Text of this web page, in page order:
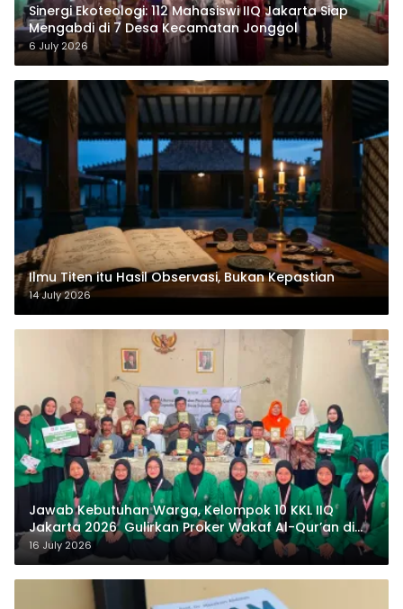
‎Sinergi Ekoteologi: 112 Mahasiswi IIQ Jakarta Siap
Mengabdi di 7 Desa Kecamatan Jonggol
6 July 2026
Ilmu Titen itu Hasil Observasi, Bukan Kepastian
14 July 2026
Jawab Kebutuhan Warga, Kelompok 10 KKL IIQ
Jakarta 2026 Gulirkan Proker Wakaf Al-Qur’an di
Sukamanah
16 July 2026